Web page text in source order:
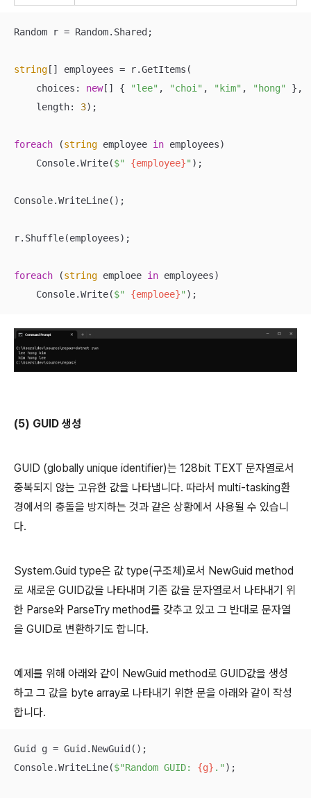
Random r = Random.Shared;
string [] employees = r.GetItems(
    choices:
new[] { "lee" , "choi" , "kim" , "hong"
},
    length:
3);
foreach (string employee in employees)
    Console.Write(
$" {employee}" );
Console.WriteLine();
r.Shuffle(employees);
foreach (string emploee in employees)
    Console.Write(
$" {emploee}" );
(5) GUID 생성
GUID (globally unique identifier)는 128bit TEXT 문자열로서
중복되지 않는 고유한 값을 나타냅니다. 따라서 multi-tasking환
경에서의 충돌을 방지하는 것과 같은 상황에서 사용될 수 있습니
다.
System.Guid type은 값 type(구조체)로서 NewGuid method
로 새로운 GUID값을 나타내며 기존 값을 문자열로서 나타내기 위
한 Parse와 ParseTry method를 갖추고 있고 그 반대로 문자열
을 GUID로 변환하기도 합니다.
예제를 위해 아래와 같이 NewGuid method로 GUID값을 생성
하고 그 값을 byte array로 나타내기 위한 문을 아래와 같이 작성
합니다.
Guid g = Guid.NewGuid();
Console.WriteLine($"Random GUID: {g} ." );